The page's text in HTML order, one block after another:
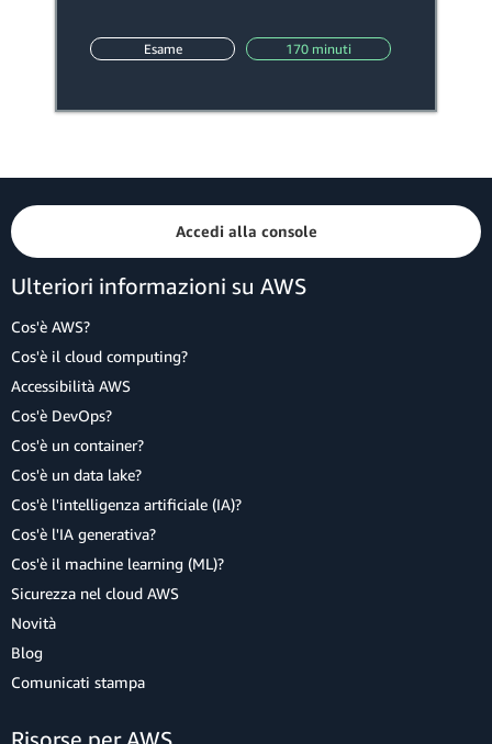
Esame 170 minuti
Accedi alla console
Ulteriori informazioni su AWS
Cos'è AWS?
Cos'è il cloud computing?
Accessibilità AWS
Cos'è DevOps?
Cos'è un container?
Cos'è un data lake?
Cos'è l'intelligenza artificiale (IA)?
Cos'è l'IA generativa?
Cos'è il machine learning (ML)?
Sicurezza nel cloud AWS
Novità
Blog
Comunicati stampa